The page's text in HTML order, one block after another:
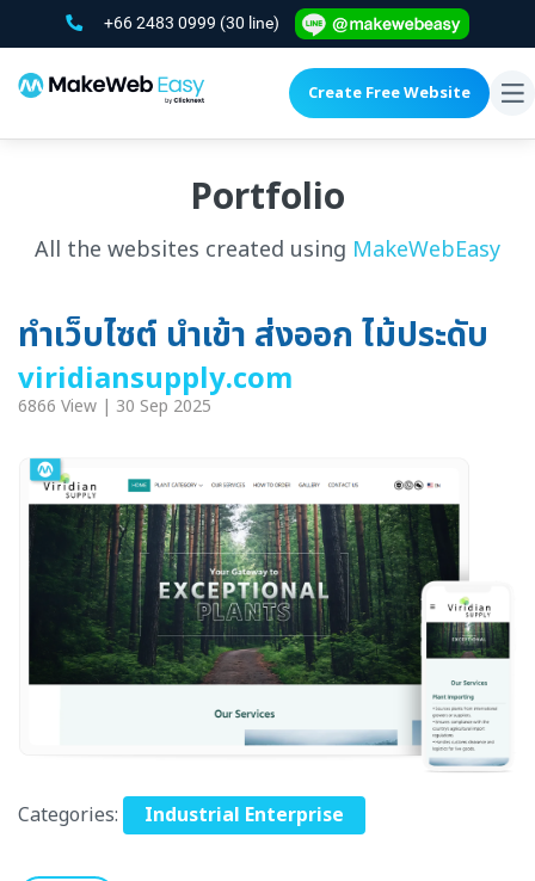
+66 2483 0999 (30 line)
Create Free Website
Portfolio
All the websites created using MakeWebEasy
ทำเว็บไซต์ นำเข้า ส่งออก ไม้ประดับ
viridiansupply.com
6866 View | 30 Sep 2025
Categories: Industrial Enterprise